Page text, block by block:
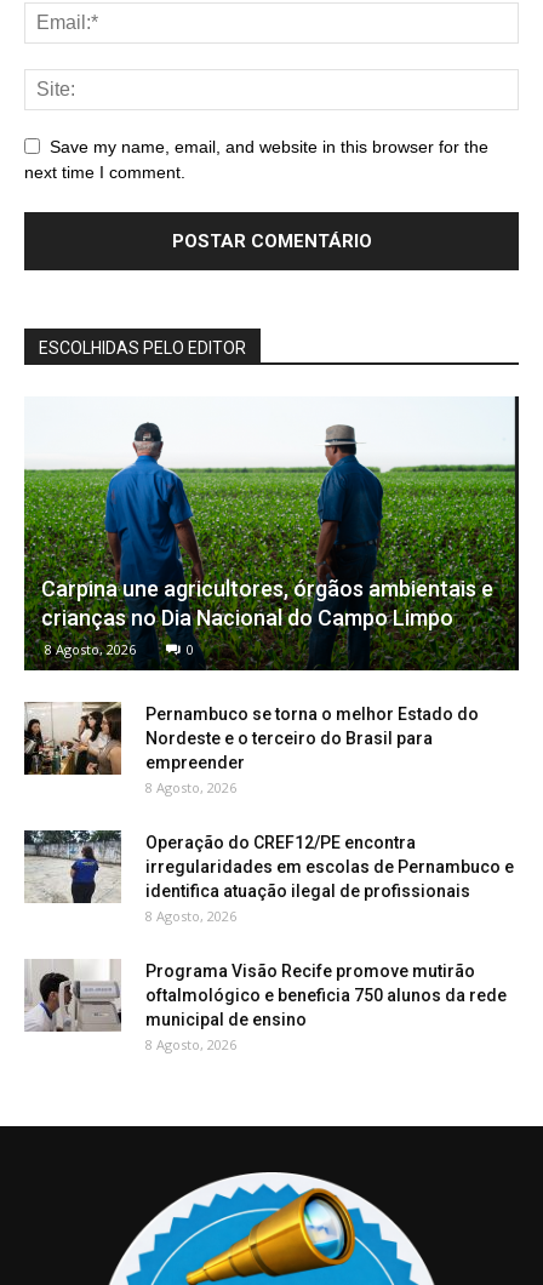
Save my name, email, and website in this browser for the
next time I comment.
ESCOLHIDAS PELO EDITOR
Carpina une agricultores, órgãos ambientais e
crianças no Dia Nacional do Campo Limpo
8 Agosto, 2026 0
Pernambuco se torna o melhor Estado do
Nordeste e o terceiro do Brasil para
empreender
8 Agosto, 2026
Operação do CREF12/PE encontra
irregularidades em escolas de Pernambuco e
identifica atuação ilegal de profissionais
8 Agosto, 2026
Programa Visão Recife promove mutirão
oftalmológico e beneficia 750 alunos da rede
municipal de ensino
8 Agosto, 2026